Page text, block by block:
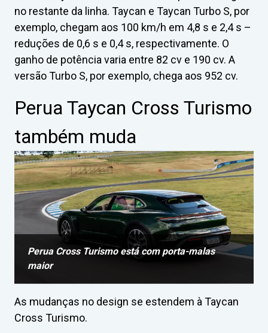
no restante da linha. Taycan e Taycan Turbo S, por
exemplo, chegam aos 100 km/h em 4,8 s e 2,4 s –
reduções de 0,6 s e 0,4 s, respectivamente. O
ganho de potência varia entre 82 cv e 190 cv. A
versão Turbo S, por exemplo, chega aos 952 cv.
Perua Taycan Cross Turismo
também muda
Perua Cross Turismo está com porta-malas
maior
As mudanças no design se estendem à Taycan
Cross Turismo.